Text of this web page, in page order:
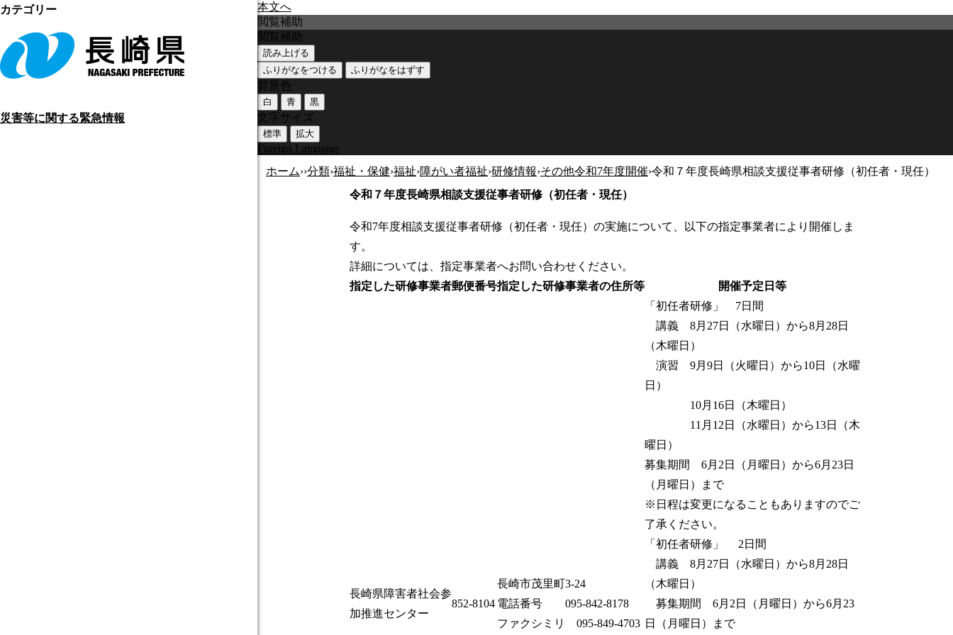
本文へ
災害等に関する緊急情報
閲覧補助
閲覧補助
読み上げる
ふりがなをつける
ふりがなをはずす
背景色
白 青 黒
文字サイズ
標準 拡大
Foreign Language
ホーム››分類›福祉・保健›福祉›障がい者福祉›研修情報›その他令和7年度開催›令和７年度長崎県相談支援従事者研修（初任者・現任）
令和７年度長崎県相談支援従事者研修（初任者・現任）
令和7年度相談支援従事者研修（初任者・現任）の実施について、以下の指定事業者により開催しま
す。
詳細については、指定事業者へお問い合わせください。
指定した研修事業者郵便番号指定した研修事業者の住所等 開催予定日等
長崎県障害者社会参
加推進センター
852-8104
長崎市茂里町3-24
電話番号 095-842-8178
ファクシミリ 095-849-4703
「初任者研修」 7日間
講義 8月27日（水曜日）から8月28日
（木曜日）
演習 9月9日（火曜日）から10日（水曜
日）
10月16日（木曜日）
11月12日（水曜日）から13日（木
曜日）
募集期間 6月2日（月曜日）から6月23日
（月曜日）まで
※日程は変更になることもありますのでご
了承ください。
「初任者研修」 2日間
講義 8月27日（水曜日）から8月28日
（木曜日）
募集期間 6月2日（月曜日）から6月23
日（月曜日）まで
カテゴリー